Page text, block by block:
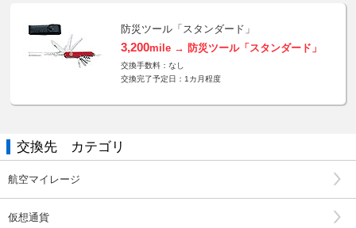
防災ツール「スタンダード」
3,200mile → 防災ツール「スタンダード」
交換手数料：なし
交換完了予定日：1カ月程度
交換先 カテゴリ
航空マイレージ
仮想通貨